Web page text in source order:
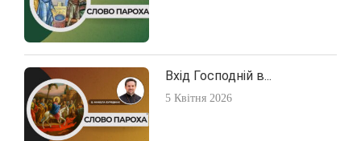
Вхід Господній в...
5 Квітня 2026